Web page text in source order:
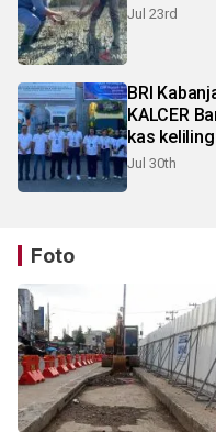
Jul 23rd
BRI
KALCER
kas
pelosok
Jul 30th
Foto